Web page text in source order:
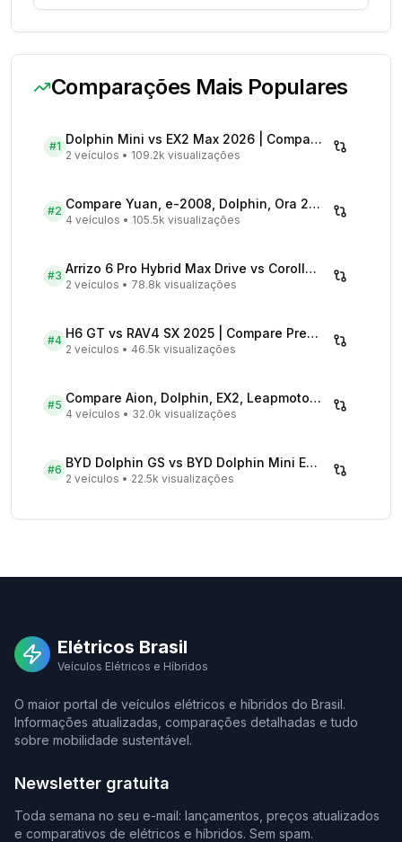
Comparações Mais Populares
#1 Dolphin Mini vs EX2 Max 2026 | Compare Preços
2 veículos • 109.2k visualizações
#2 Compare Yuan, e-2008, Dolphin, Ora 2026 | Veículos Elétricos
4 veículos • 105.5k visualizações
#3 Arrizo 6 Pro Hybrid Max Drive vs Corolla Cross XRX Hybrid - Comparativo Completo
2 veículos • 78.8k visualizações
#4 H6 GT vs RAV4 SX 2025 | Compare Preços
2 veículos • 46.5k visualizações
#5 Compare Aion, Dolphin, EX2, Leapmotor 2026 | Veículos Elétricos
4 veículos • 32.0k visualizações
#6 BYD Dolphin GS vs BYD Dolphin Mini EV - Comparativo Completo
2 veículos • 22.5k visualizações
Elétricos Brasil
Veículos Elétricos e Híbridos
O maior portal de veículos elétricos e híbridos do Brasil.
Informações atualizadas, comparações detalhadas e tudo
sobre mobilidade sustentável.
Newsletter gratuita
Toda semana no seu e-mail: lançamentos, preços atualizados
e comparativos de elétricos e híbridos. Sem spam.